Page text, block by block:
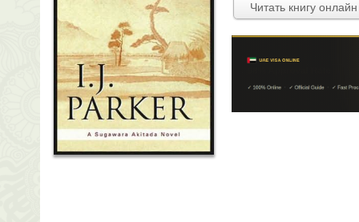
Читать книгу